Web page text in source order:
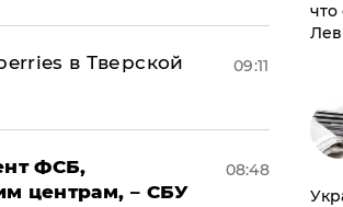
в Тверской
09:11
ФСБ,
центрам, – СБУ
08:48
что